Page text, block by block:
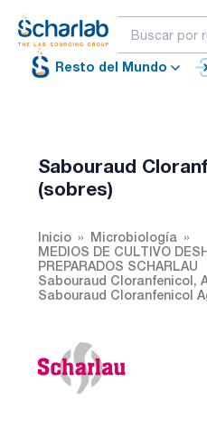
Resto del Mundo
Sabouraud
(sobres)
Inicio
Microbiología
MEDIOS DE CULTIVO
PREPARADOS SCHARLAU
Sabouraud Cloranfenicol,
Sabouraud Cloranfenicol